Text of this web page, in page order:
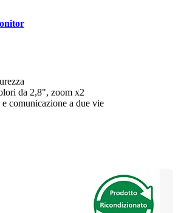
da 2,8", zoom x2
comunicazione a due vie